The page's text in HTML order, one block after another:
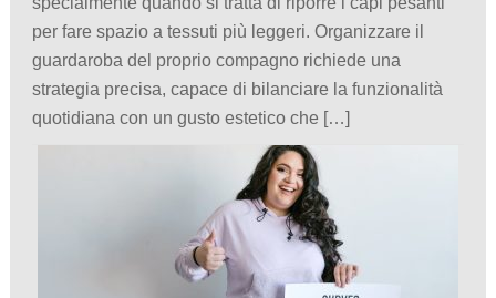
per fare spazio a tessuti più leggeri. Organizzare il
guardaroba del proprio compagno richiede una
strategia precisa, capace di bilanciare la funzionalità
quotidiana con un gusto estetico che […]